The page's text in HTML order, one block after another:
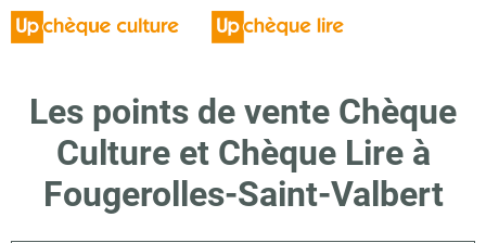
Les points de vente Chèque
Culture et Chèque Lire à
Fougerolles-Saint-Valbert